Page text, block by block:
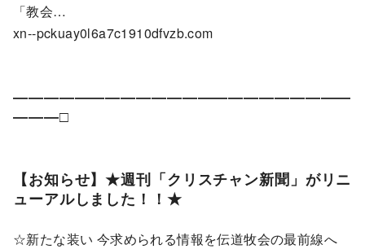
「教会…
xn--pckuay0l6a7c1910dfvzb.com
――――――――――――――――――――――
―――□
【お知らせ】★週刊「クリスチャン新聞」がリニ
ューアルしました！！★
☆新たな装い 今求められる情報を伝道牧会の最前線へ